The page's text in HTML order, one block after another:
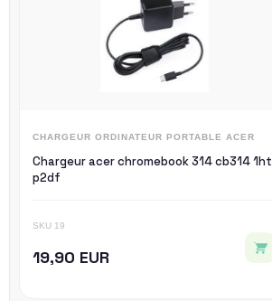
CHARGEUR ORDINATEUR PORTABLE ACER
Chargeur acer chromebook 314 cb314 1ht
p2df
SKU 19
19,90 EUR